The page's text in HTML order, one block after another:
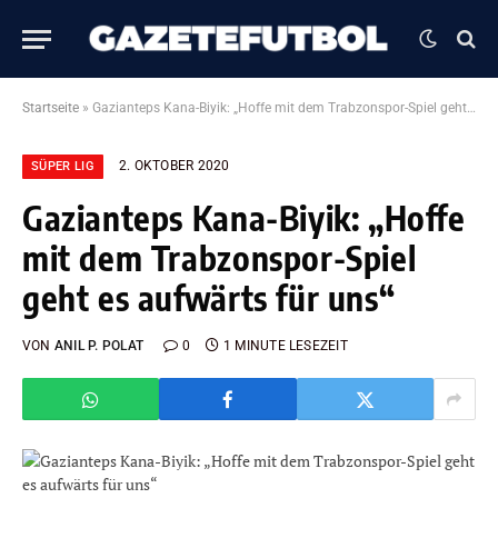
Startseite » Gazianteps Kana-Biyik: „Hoffe mit dem Trabzonspor-Spiel geht es aufwärts für uns“
SÜPER LIG 2. OKTOBER 2020
Gazianteps Kana-Biyik: „Hoffe
mit dem Trabzonspor-Spiel
geht es aufwärts für uns“
VON ANIL P. POLAT 0 1 MINUTE LESEZEIT